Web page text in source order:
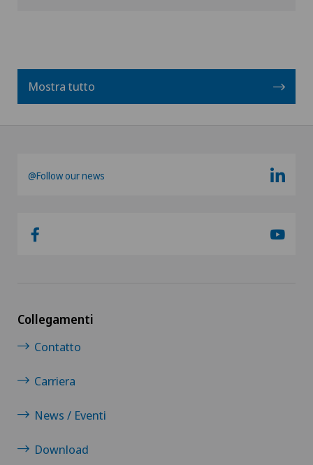
Mostra tutto
@Follow our news
Collegamenti
Contatto
Carriera
News / Eventi
Download